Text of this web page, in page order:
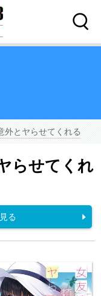
外とヤらせてくれる
らせてくれ
る